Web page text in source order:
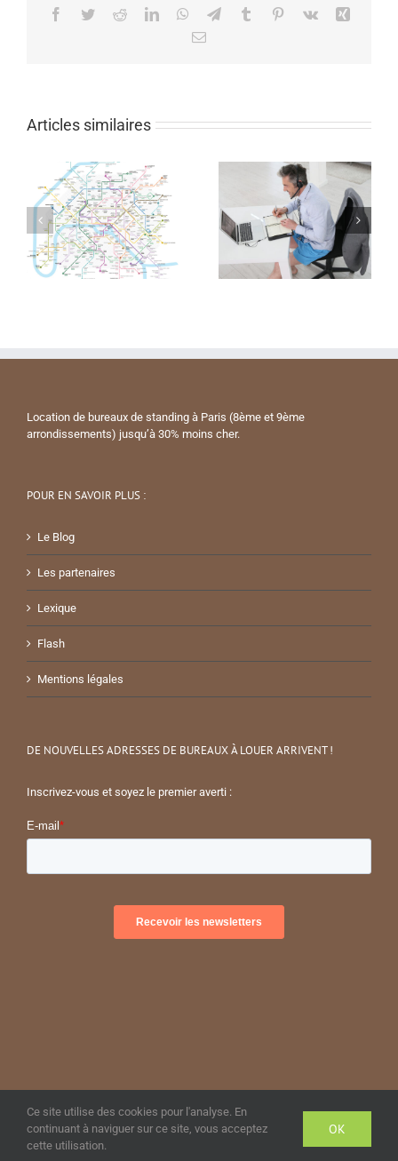
Facebook
TwitterRedditLinkedInWhatsApp
TelegramTumblr Pinterest
Vk
Xing
Email
Articles similaires
Location de bureaux de standing à Paris (8ème et 9ème
arrondissements) jusqu’à 30% moins cher.
POUR EN SAVOIR PLUS :
Le Blog
Les partenaires
Lexique
Flash
Mentions légales
DE NOUVELLES ADRESSES DE BUREAUX À LOUER ARRIVENT !
Inscrivez-vous et soyez le premier averti :
© Copyright Symphony Partners
FacebookLinkedIn
Ce site utilise des cookies pour l'analyse. En
continuant à naviguer sur ce site, vous acceptez
cette utilisation.
OK